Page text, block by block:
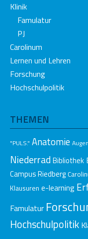
Klinik
Famulatur
PJ
Carolinum
Lernen und Lehren
Forschung
Hochschulpolitik
THEMEN
"PULS." Anatomie
Niederrad Bibliothek
Campus Riedberg
Klausuren e-learning
Famulatur
Hochschulpolitik